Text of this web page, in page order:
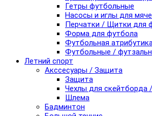
Гетры футбольные
Насосы и иглы для
Перчатки / Щитки для
Форма для футбола
Футбольная
Футбольные /
Летний спорт
Акссесуары / Защита
Защита
Чехлы для скейтборда
Шлема
Бадминтон